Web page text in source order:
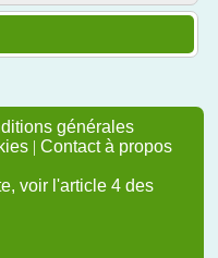
générales
| Contact à propos
voir l'article 4 des